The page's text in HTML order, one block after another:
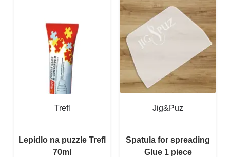
Trefl
Lepidlo na puzzle Trefl
70ml
Jig&Puz
Spatula for spreading
Glue 1 piece